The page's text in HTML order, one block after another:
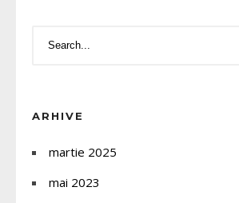
ARHIVE
martie 2025
mai 2023